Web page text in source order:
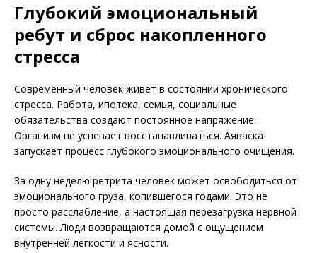
Глубокий эмоциональный
ребут и сброс накопленного
стресса
Современный человек живет в состоянии хронического
стресса. Работа, ипотека, семья, социальные
обязательства создают постоянное напряжение.
Организм не успевает восстанавливаться. Аяваска
запускает процесс глубокого эмоционального очищения.
За одну неделю ретрита человек может освободиться от
эмоционального груза, копившегося годами. Это не
просто расслабление, а настоящая перезагрузка нервной
системы. Люди возвращаются домой с ощущением
внутренней легкости и ясности.